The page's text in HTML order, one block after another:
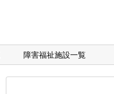
障害福祉施設一覧